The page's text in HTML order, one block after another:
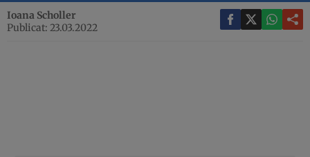
Ioana Scholler
Publicat: 23.03.2022